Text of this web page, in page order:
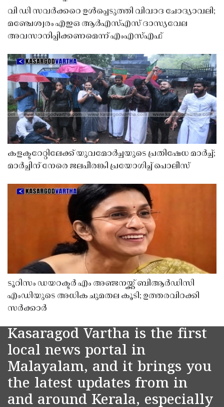
വി ഡി സവർക്കറെ ഉൾപ്പെടുത്തി വിവാദ ചോദ്യാവലി;
മഞ്ചേശ്വരം എഇഒ ആർഎസ്എസ് ദാസ്യവേല
അവസാനിപ്പിക്കണമെന്ന് എംഎസ്എഫ്
കളക്ടറേറ്റിലേക്ക് യുവമോർച്ചയുടെ പ്രതിഷേധ മാർച്ച്;
മാർച്ചിന് നേരെ ജലപീരങ്കി പ്രയോഗിച്ച് പൊലീസ്
ടൂറിസം ഡയറക്ടർ എം അഞ്ജനയ്ക്ക് ബിആർഡിസി
എംഡിയുടെ അധിക ചുമതല കൂടി; ഉത്തരവിറക്കി
സർക്കാർ
Kasaragod Vartha is the first
local news portal in
Malayalam, and it brings you
the latest updates from in
and around Kerala, especially